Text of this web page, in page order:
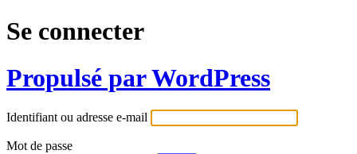
Se connecter
Propulsé par WordPress
Identifiant ou adresse e-mail
Mot de passe